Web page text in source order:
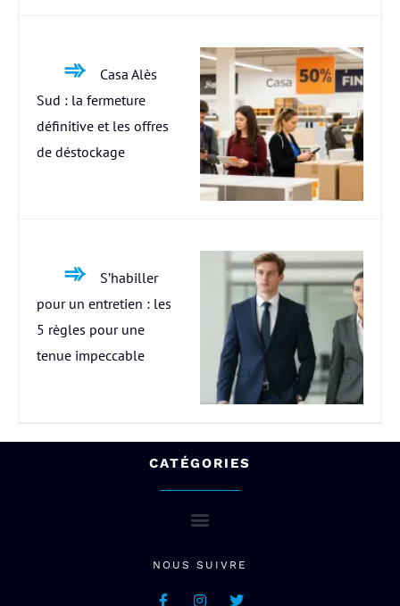
Casa Alès
Sud : la fermeture
définitive et les offres
de déstockage
S’habiller
pour un entretien : les
5 règles pour une
tenue impeccable
CATÉGORIES
NOUS SUIVRE